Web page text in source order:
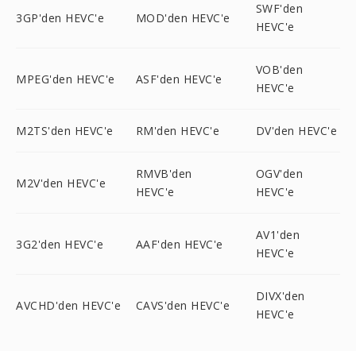
3GP'den HEVC'e MOD'den HEVC'e
SWF'den
HEVC'e
MPEG'den HEVC'e ASF'den HEVC'e
VOB'den
HEVC'e
M2TS'den HEVC'e RM'den HEVC'e DV'den HEVC'e
M2V'den HEVC'e
RMVB'den
HEVC'e
OGV'den
HEVC'e
3G2'den HEVC'e AAF'den HEVC'e
AV1'den
HEVC'e
AVCHD'den HEVC'e CAVS'den HEVC'e
DIVX'den
HEVC'e